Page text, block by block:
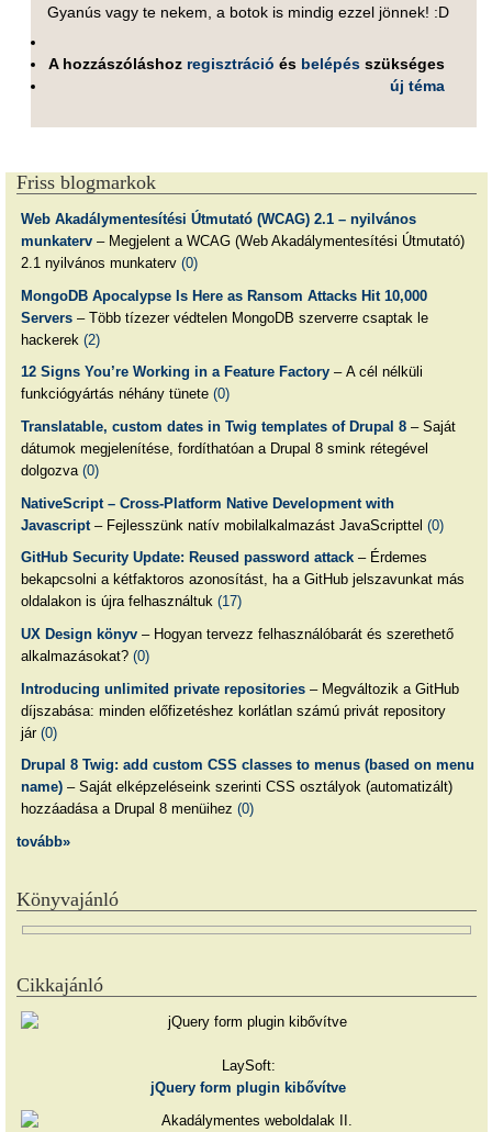
Gyanús vagy te nekem, a botok is mindig ezzel jönnek! :D
A hozzászóláshoz regisztráció és belépés szükséges
új téma
Friss blogmarkok
Web Akadálymentesítési Útmutató (WCAG) 2.1 – nyilvános
munkaterv– Megjelent a WCAG (Web Akadálymentesítési Útmutató)
2.1 nyilvános munkaterv (0)
MongoDB Apocalypse Is Here as Ransom Attacks Hit 10,000
Servers– Több tízezer védtelen MongoDB szerverre csaptak le
hackerek (2)
12 Signs You’re Working in a Feature Factory– A cél nélküli
funkciógyártás néhány tünete (0)
Translatable, custom dates in Twig templates of Drupal 8– Saját
dátumok megjelenítése, fordíthatóan a Drupal 8 smink rétegével
dolgozva (0)
NativeScript – Cross-Platform Native Development with
Javascript– Fejlesszünk natív mobilalkalmazást JavaScripttel (0)
GitHub Security Update: Reused password attack– Érdemes
bekapcsolni a kétfaktoros azonosítást, ha a GitHub jelszavunkat más
oldalakon is újra felhasználtuk (17)
UX Design könyv– Hogyan tervezz felhasználóbarát és szerethető
alkalmazásokat? (0)
Introducing unlimited private repositories– Megváltozik a GitHub
díjszabása: minden előfizetéshez korlátlan számú privát repository
jár (0)
Drupal 8 Twig: add custom CSS classes to menus (based on menu
name)– Saját elképzeléseink szerinti CSS osztályok (automatizált)
hozzáadása a Drupal 8 menüihez (0)
tovább»
Könyvajánló
Cikkajánló
LaySoft:
jQuery form plugin kibővítve